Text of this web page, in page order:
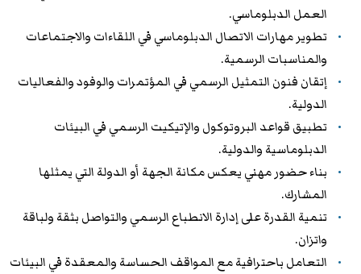
العمل الدبلوماسي.
تطوير مهارات الاتصال الدبلوماسي في اللقاءات والاجتماعات
والمناسبات الرسمية.
إتقان فنون التمثيل الرسمي في المؤتمرات والوفود والفعاليات
الدولية.
تطبيق قواعد البروتوكول والإتيكيت الرسمي في البيئات
الدبلوماسية والدولية.
بناء حضور مهني يعكس مكانة الجهة أو الدولة التي يمثلها
المشارك.
تنمية القدرة على إدارة الانطباع الرسمي والتواصل بثقة ولباقة
واتزان.
التعامل باحترافية مع المواقف الحساسة والمعقدة في البيئات